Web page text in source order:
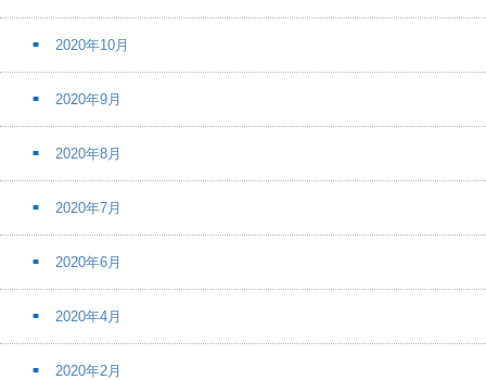
2020年10月
2020年9月
2020年8月
2020年7月
2020年6月
2020年4月
2020年2月